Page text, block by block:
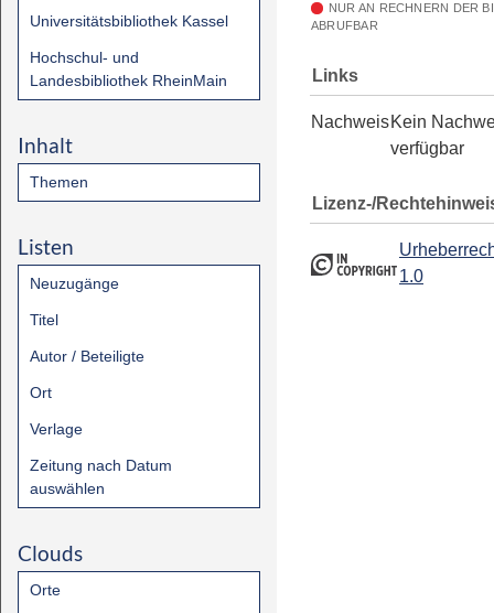
Universitätsbibliothek Kassel
Hochschul- und
Landesbibliothek RheinMain
Inhalt
Themen
Listen
Neuzugänge
Titel
Autor / Beteiligte
Ort
Verlage
Zeitung nach Datum
auswählen
Clouds
Orte
NUR AN RECHNERN DER
ABRUFBAR
Links
NachweisKein
verfügbar
Lizenz-/
1.0